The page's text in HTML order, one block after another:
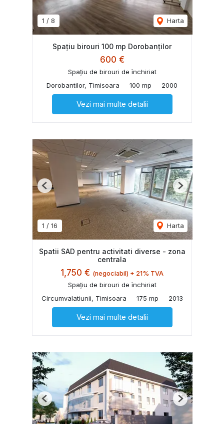
1 / 8 Harta
Spațiu birouri 100 mp Dorobanților
600 €
Spațiu de birouri de închiriat
Dorobantilor, Timisoara
100 mp 2000
Vezi mai multe detalii
1 / 16 Harta
Previous Next
Spatii SAD pentru activitati diverse - zona
centrala
1,750 € (negociabil) + 21% TVA
Spațiu de birouri de închiriat
Circumvalatiunii, Timisoara
175 mp 2013
Vezi mai multe detalii
Previous Next